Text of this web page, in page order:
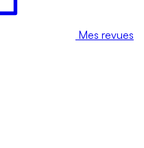
Mes revues